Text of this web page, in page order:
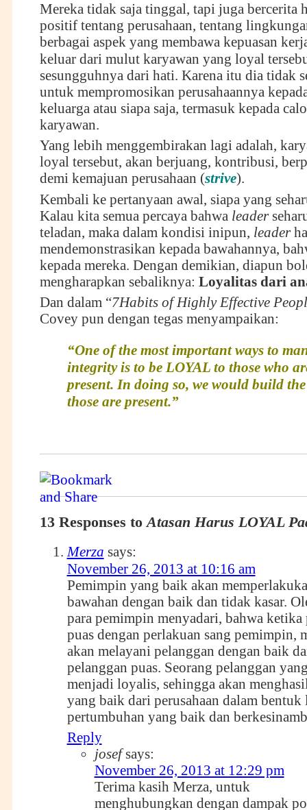
Mereka tidak saja tinggal, tapi juga bercerita
positif tentang perusahaan, tentang
berbagai aspek yang membawa kepuasan
keluar dari mulut karyawan yang loyal
sesungguhnya dari hati. Karena itu dia tidak
untuk mempromosikan perusahaannya
keluarga atau siapa saja, termasuk kepada
karyawan.
Yang lebih menggembirakan lagi adalah,
loyal tersebut, akan berjuang, kontribusi,
demi kemajuan perusahaan (strive).
Kembali ke pertanyaan awal, siapa yang
Kalau kita semua percaya bahwa leader
teladan, maka dalam kondisi inipun, leader
mendemonstrasikan kepada bawahannya,
kepada mereka. Dengan demikian, diapun
mengharapkan sebaliknya: Loyalitas dari
Dan dalam “7Habits of Highly Effective
Covey pun dengan tegas menyampaikan:
“One of the most important ways to
integrity is to be LOYAL to those who
present. In doing so, we would build
those are present.”
13 Responses toAtasan Harus LOYAL
Merza says:
November 26, 2013 at 10:16 am
Pemimpin yang baik akan
bawahan dengan baik dan tidak kasar.
para pemimpin menyadari, bahwa ketika
puas dengan perlakuan sang pemimpin,
akan melayani pelanggan dengan baik
pelanggan puas. Seorang pelanggan
menjadi loyalis, sehingga akan
yang baik dari perusahaan dalam bentuk
pertumbuhan yang baik dan
Reply
josef says:
November 26, 2013 at 12:29 pm
Terima kasih Merza, untuk
menghubungkan dengan dampak